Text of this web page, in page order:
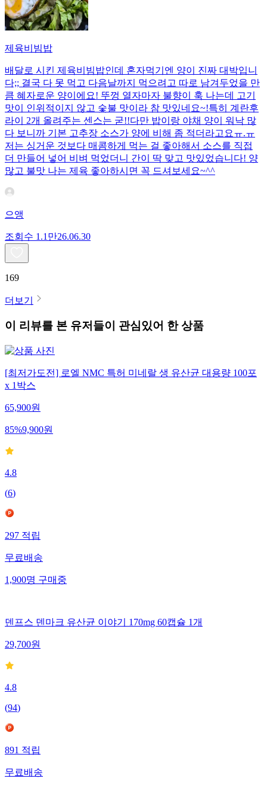
제육비빔밥
배달로 시킨 제육비빔밥인데 혼자먹기엔 양이 진짜 대박입니
다;; 결국 다 못 먹고 다음날까지 먹으려고 따로 남겨두었을 만
큼 혜자로운 양이에요! 뚜껑 열자마자 불향이 훅 나는데 고기
맛이 인위적이지 않고 숯불 맛이라 참 맛있네요~!특히 계란후
라이 2개 올려주는 센스는 굳!! ​다만 밥이랑 야채 양이 워낙 많
다 보니까 기본 고추장 소스가 양에 비해 좀 적더라고요ㅠ.ㅠ
저는 싱거운 것보다 매콤하게 먹는 걸 좋아해서 소스를 직접
더 만들어 넣어 비벼 먹었더니 간이 딱 맞고 맛있었습니다! 양
많고 불맛 나는 제육 좋아하시면 꼭 드셔보세요~^^
으앵
조회수 1.1만26.06.30
169
더보기
이 리뷰를 본 유저들이 관심있어 한 상품
[최저가도전] 로엘 NMC 특허 미네랄 생 유산균 대용량 100포
x 1박스
65,900원
85%9,900원
4.8
(6)
297 적립
무료배송
1,900명 구매중
덴프스 덴마크 유산균 이야기 170mg 60캡슐 1개
29,700원
4.8
(94)
891 적립
무료배송